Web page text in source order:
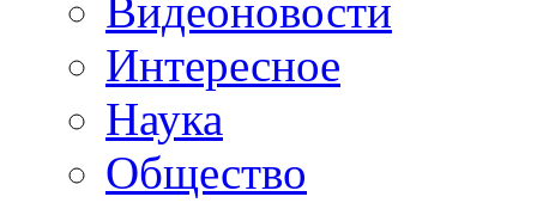
Видеоновости
Интересное
Наука
Общество